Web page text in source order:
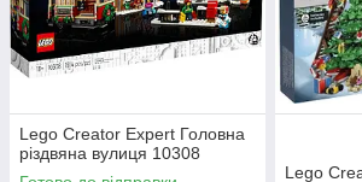
Lego Creator Expert Головна
різдвяна вулиця 10308
Lego